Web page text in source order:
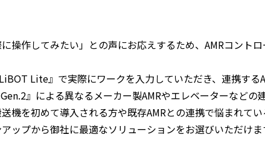
操作してみたい」との声にお応えするため、AMRコント
Lite』で実際にワークを入力していただき、連携する
』による異なるメーカー製AMRやエレベーターなどの
機を初めて導入される方や既存AMRとの連携で悩まれてい
ップから御社に最適なソリューションをお選びいただけま